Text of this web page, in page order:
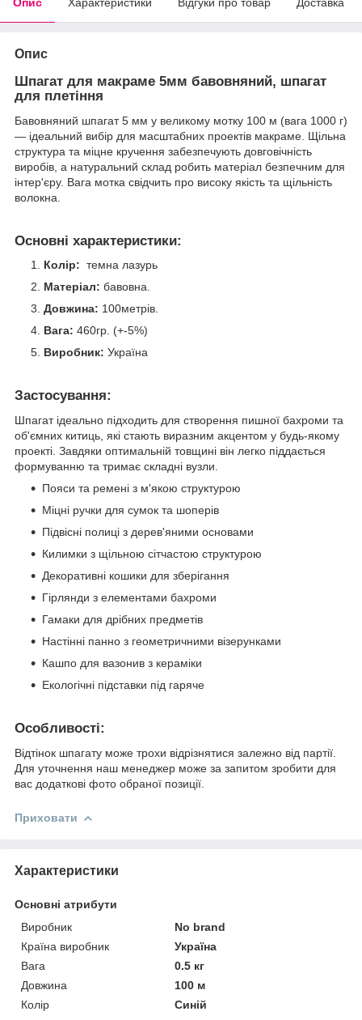
Опис
Шпагат для макраме 5мм бавовняний, шпагат
для плетіння
Бавовняний шпагат 5 мм у великому мотку 100 м (вага 1000 г)
— ідеальний вибір для масштабних проектів макраме. Щільна
структура та міцне кручення забезпечують довговічність
виробів, а натуральний склад робить матеріал безпечним для
інтер'єру. Вага мотка свідчить про високу якість та щільність
волокна.
Основні характеристики:
Колір: темна лазурь
Матеріал: бавовна.
Довжина: 100метрів.
Вага: 460гр. (+-5%)
Виробник: Україна
Застосування:
Шпагат ідеально підходить для створення пишної бахроми та
об'ємних китиць, які стають виразним акцентом у будь-якому
проекті. Завдяки оптимальній товщині він легко піддається
формуванню та тримає складні вузли.
Пояси та ремені з м'якою структурою
Міцні ручки для сумок та шоперів
Підвісні полиці з дерев'яними основами
Килимки з щільною сітчастою структурою
Декоративні кошики для зберігання
Гірлянди з елементами бахроми
Гамаки для дрібних предметів
Настінні панно з геометричними візерунками
Кашпо для вазонив з кераміки
Екологічні підставки під гаряче
Особливості:
Відтінок шпагату може трохи відрізнятися залежно від партії.
Для уточнення наш менеджер може за запитом зробити для
вас додаткові фото обраної позиції.
Приховати
Характеристики
Основні атрибути
Виробник
No brand
Країна виробник
Україна
Вага
0.5 кг
Довжина
100 м
Колір
Синій